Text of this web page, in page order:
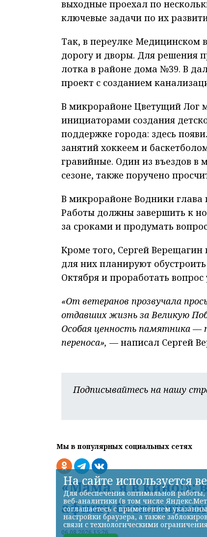
выходные проехал по
ключевые задачи по их
Так, в переулке Медицинском
дорогу и дворы. Для решения
лотка в районе дома №39. В
проект с созданием
В микрорайоне Цветущий Лог
инициаторами создания
поддержке города: здесь
занятий хоккеем и
гравийные. Один из въездов в
сезоне, также поручено
В микрорайоне Водники
Работы должны завершить к
за сроками и продумать
Кроме того, Сергей Верещагин
для них планируют
Октября и проработать
«От ветеранов прозвучала
отдавших жизнь за Великую
Особая ценность памятника —
переноса», — написал Сергей
Подписывайтесь на нашу
Мы в популярных социальных сетях
«Мама, я в кино!»:
афишу бесплатных
06.08.2026 15:26
На сайте используется
Для обеспечения оптимальной работы,
веб-аналитики (в том числе
соглашаетесь с применением
настройки браузера, а также
связи с технологическими